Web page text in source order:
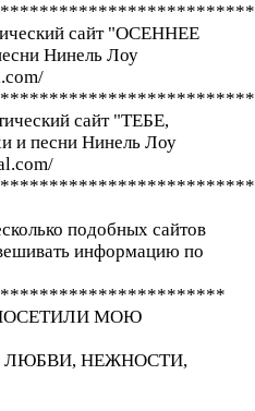
сайт "ОСЕННЕЕ
Нинель Лоу
сайт "ТЕБЕ,
песни Нинель Лоу
подобных сайтов
информацию по
МОЮ
НЕЖНОСТИ,